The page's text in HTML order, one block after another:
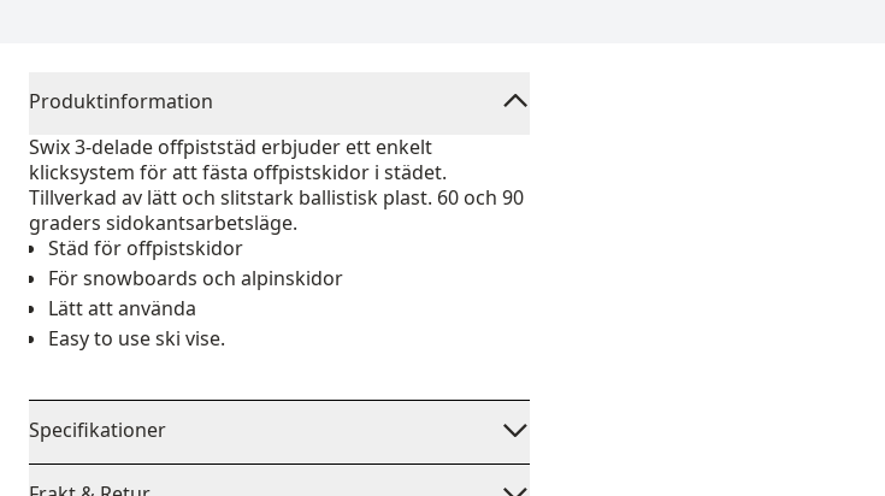
Produktinformation
Swix 3-delade offpiststäd erbjuder ett enkelt
klicksystem för att fästa offpistskidor i städet.
Tillverkad av lätt och slitstark ballistisk plast. 60 och 90
graders sidokantsarbetsläge.
Städ för offpistskidor
För snowboards och alpinskidor
Lätt att använda
Easy to use ski vise.
Specifikationer